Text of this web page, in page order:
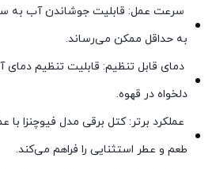
سرعت عمل: قابلیت جوشاندن آب به
به حداقل ممکن می‌رساند.
دمای قابل تنظیم: قابلیت تنظیم
دلخواه در قهوه.
عملکرد برتر: کتل برقی مدل فیوچنزا با
طعم و عطر استثنایی را فراهم می‌کند.